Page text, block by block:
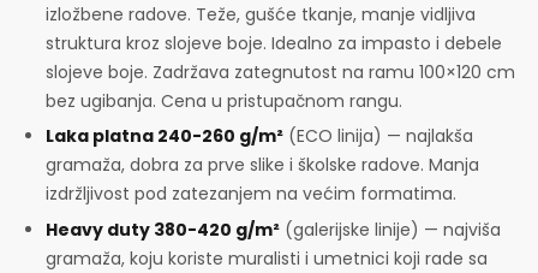
izložbene radove. Teže, gušće tkanje, manje vidljiva
struktura kroz slojeve boje. Idealno za impasto i debele
slojeve boje. Zadržava zategnutost na ramu 100×120 cm
bez ugibanja. Cena u pristupačnom rangu.
Laka platna 240-260 g/m² (ECO linija) — najlakša
gramaža, dobra za prve slike i školske radove. Manja
izdržljivost pod zatezanjem na većim formatima.
Heavy duty 380-420 g/m² (galerijske linije) — najviša
gramaža, koju koriste muralisti i umetnici koji rade sa